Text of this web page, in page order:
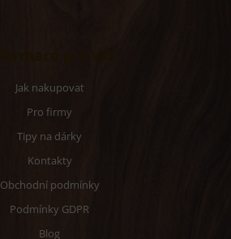
Jak nakupovat
Pro firmy
Tipy na dárky
Kontakty
Obchodní podmínky
Podmínky GDPR
Blog